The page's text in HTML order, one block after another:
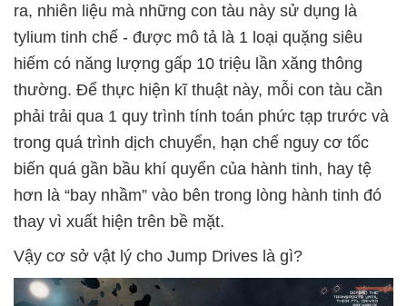
ra, nhiên liệu mà những con tàu này sử dụng là
tylium tinh chế - được mô tả là 1 loại quặng siêu
hiếm có năng lượng gấp 10 triệu lần xăng thông
thường. Để thực hiện kĩ thuật này, mỗi con tàu cần
phải trải qua 1 quy trình tính toán phức tạp trước và
trong quá trình dịch chuyển, hạn chế nguy cơ tốc
biến quá gần bầu khí quyển của hành tinh, hay tệ
hơn là “bay nhầm” vào bên trong lòng hành tinh đó
thay vì xuất hiện trên bề mặt.
Vậy cơ sở vật lý cho Jump Drives là gì?